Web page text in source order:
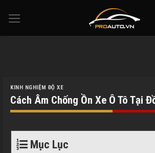
KINH NGHIỆM ĐỘ XE
Cách Âm Chống Ồn Xe Ô Tô Tại
Mục Lục